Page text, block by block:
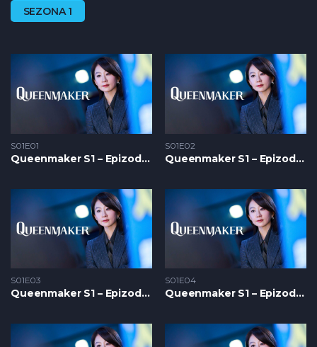
SEZONA 1
S01E01
Queenmaker S1 – Epizoda 01
S01E02
Queenmaker S1 – Epizoda 02
S01E03
Queenmaker S1 – Epizoda 03
S01E04
Queenmaker S1 – Epizoda 04